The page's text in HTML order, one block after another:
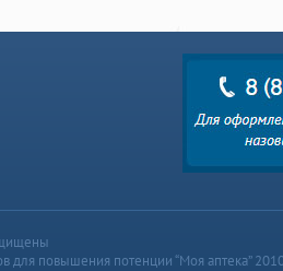
для повышения потенции “Моя аптека”